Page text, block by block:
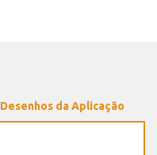
Desenhos da Aplicação